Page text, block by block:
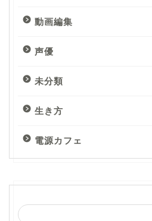
動画編集
声優
未分類
生き方
電源カフェ